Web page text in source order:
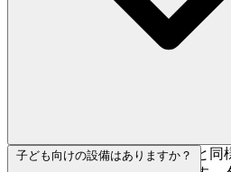
ほとんどのクライミングジムと
子ども向けの設備はありますか？